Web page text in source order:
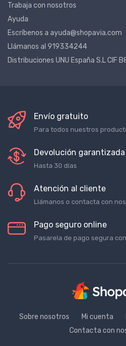
Trabaja con nosotros
Ayuda
Escríbenos a ayuda@shopavia.com
Llámanos al 919334244
Distribuciones UNU España S.L CIF
Envío gratuito
Para todos nuestros
Devolución garantizada
Hasta 30 días
Atención al cliente
Llámanos o contacta con
Pago seguro online
Pasarela de pago segura con
Sobre nosotros Mi cuenta
Contacta con